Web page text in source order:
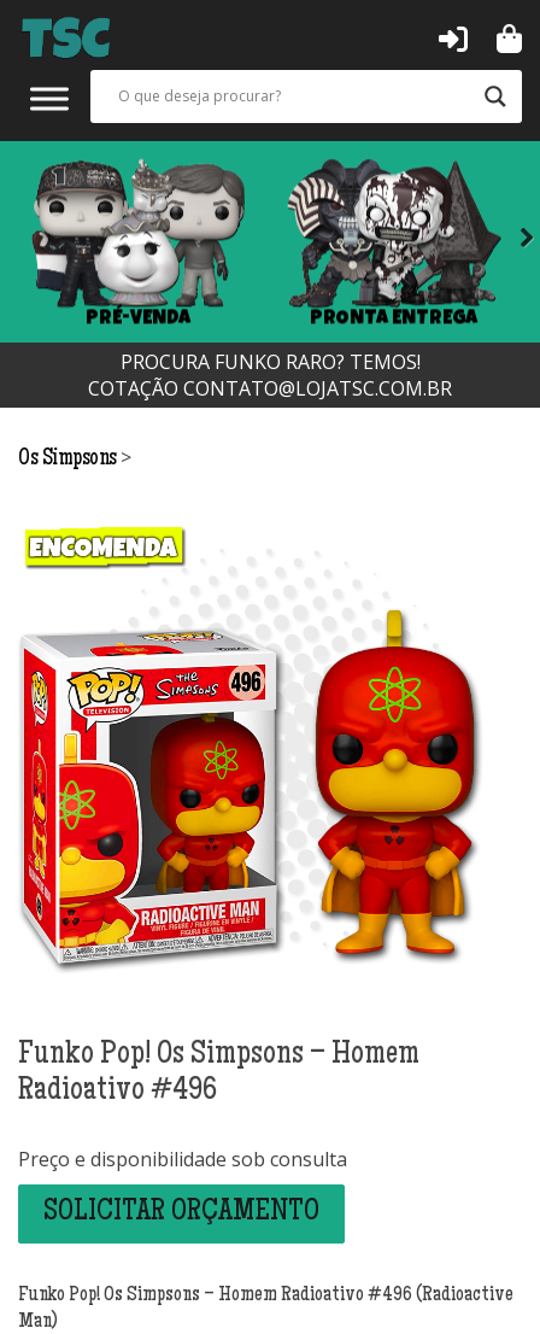
PRÉ-VENDA PRONTA ENTREGA
Next
PROCURA FUNKO RARO? TEMOS!
COTAÇÃO CONTATO@LOJATSC.COM.BR
Os Simpsons >
Funko Pop! Os Simpsons – Homem
Radioativo #496
Preço e disponibilidade sob consulta
SOLICITAR ORÇAMENTO
Funko Pop! Os Simpsons – Homem Radioativo #496 (Radioactive
Man)